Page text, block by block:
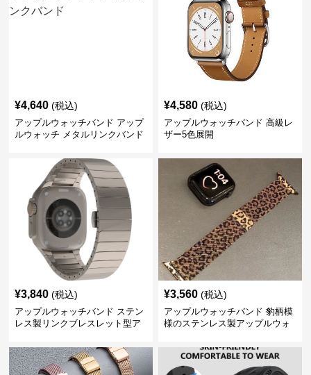
¥4,640 (税込)
アップルウォッチバンド アップ
ルウォッチ メタルリンクバンド
¥4,580 (税込)
アップルウォッチバンド 高級レ
ザー5色展開
¥3,840 (税込)
アップルウォッチバンド ステン
レス製リンクブレスレット型ア
¥3,560 (税込)
アップルウォッチバンド 豹柄模
様のステンレス製アップルウォ